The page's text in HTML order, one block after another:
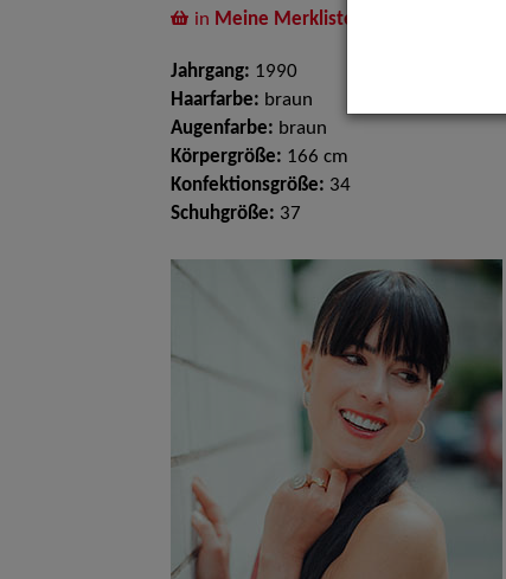
in Meine Merkliste
Jahrgang: 1990
Haarfarbe: braun
Augenfarbe: braun
Körpergröße: 166 cm
Konfektionsgröße: 34
Schuhgröße: 37